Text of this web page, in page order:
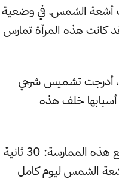
أشعة الشمس، في وضعية
كانت هذه المرأة تمارس
أدرجت تشميس شرجي
أسبابها خلف هذه
وأضافت في ذات المنشور قائلة: ”ظل الكثير منكم يسأل حول منافع هذه الممارسة: 30 ثانية
الشمس ليوم كامل